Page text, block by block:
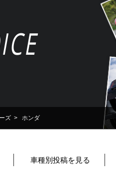
ズ > ホンダ
車種別投稿を見る